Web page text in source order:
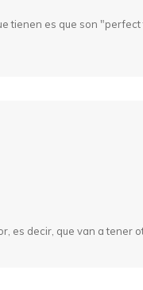
tienen es que son
decir, que van a tener